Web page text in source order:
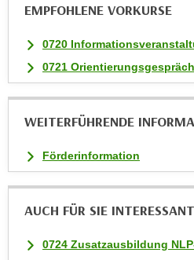
EMPFOHLENE VORKURSE
0721
WEITERFÜHRENDE
Förderinformation
AUCH FÜR SIE INTERESSANT